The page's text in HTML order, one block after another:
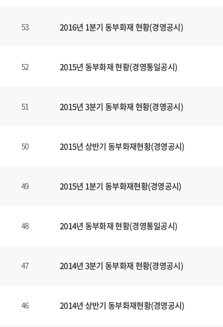
53 2016년 1분기 동부화재 현황(경영공시)
52 2015년 동부화재 현황(경영통일공시)
51 2015년 3분기 동부화재 현황(경영공시)
50 2015년 상반기 동부화재현황(경영공시)
49 2015년 1분기 동부화재현황(경영공시)
48 2014년 동부화재 현황(경영통일공시)
47 2014년 3분기 동부화재 현황(경영공시)
46 2014년 상반기 동부화재현황(경영공시)